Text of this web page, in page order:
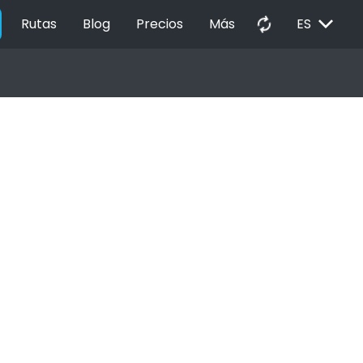
Rutas Blog Precios Más autorenew ES EXPAND_MORE